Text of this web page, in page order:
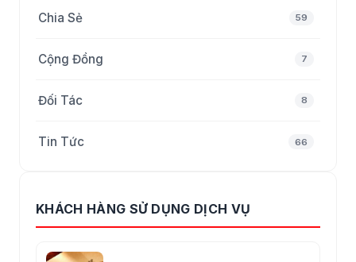
Chia Sẻ 59
Cộng Đồng 7
Đối Tác 8
Tin Tức 66
KHÁCH HÀNG SỬ DỤNG DỊCH VỤ